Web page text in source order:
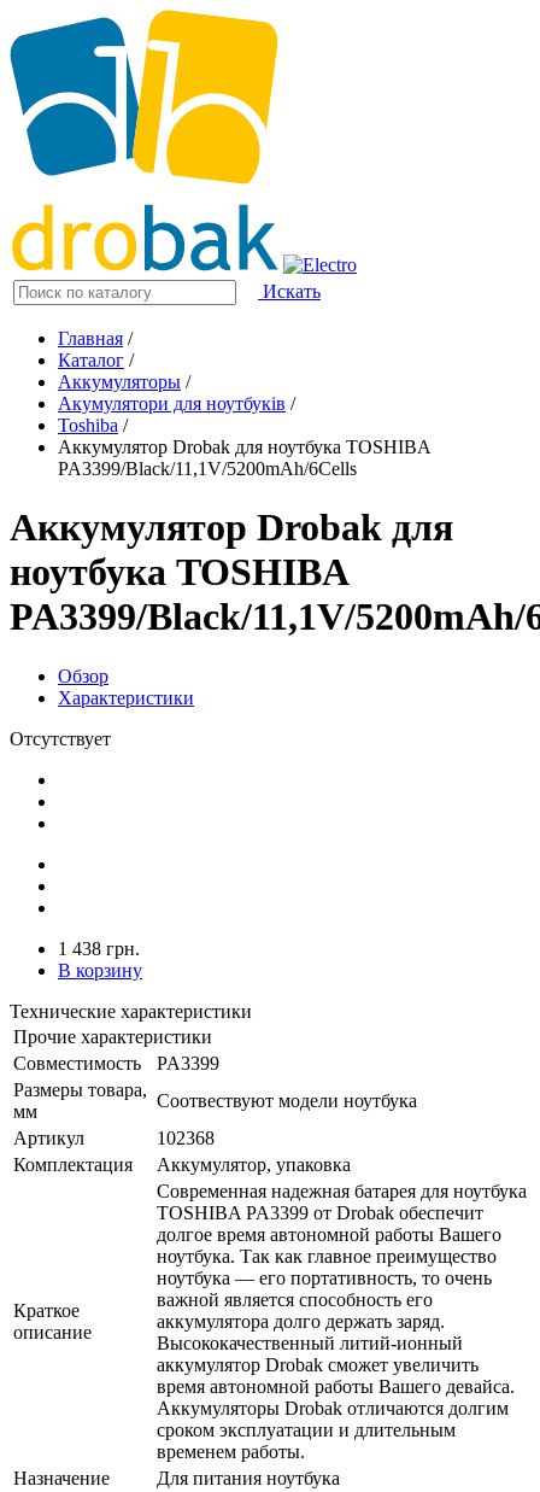
Искать
Главная /
Каталог /
Аккумуляторы /
Акумулятори для ноутбуків /
Toshiba /
Аккумулятор Drobak для ноутбука TOSHIBA
PA3399/Black/11,1V/5200mAh/6Cells
Аккумулятор Drobak для
ноутбука TOSHIBA
PA3399/Black/11,1V/5200mAh/
Обзор
Характеристики
Отсутствует
1 438 грн.
В корзину
Технические характеристики
Прочие характеристики
Совместимость
PA3399
Размеры товара,
мм
Соотвествуют модели ноутбука
Артикул
102368
Комплектация
Аккумулятор, упаковка
Краткое
описание
Современная надежная батарея для ноутбука
TOSHIBA PA3399 от Drobak обеспечит
долгое время автономной работы Вашего
ноутбука. Так как главное преимущество
ноутбука — его портативность, то очень
важной является способность его
аккумулятора долго держать заряд.
Высококачественный литий-ионный
аккумулятор Drobak сможет увеличить
время автономной работы Вашего девайса.
Аккумуляторы Drobak отличаются долгим
сроком эксплуатации и длительным
временем работы.
Назначение
Для питания ноутбука